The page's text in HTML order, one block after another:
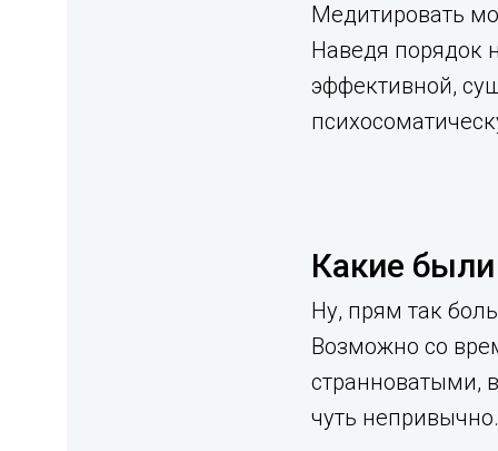
Медитировать
Наведя порядок
эффективной,
Какие
Ну, прям так
Возможно со
странноватыми,
чуть непривычно.